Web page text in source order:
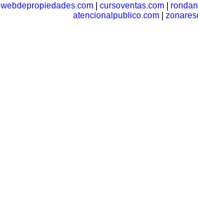
webdepropiedades.com| cursoventas.com|
atencionalpublico.com